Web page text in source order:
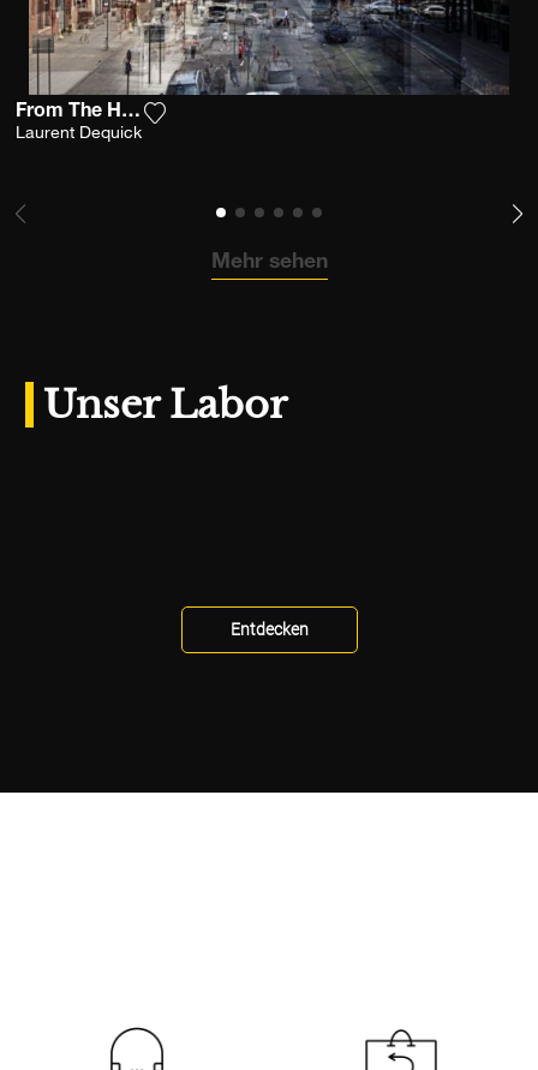
From The High Line
Laurent Dequick
Mehr sehen
Unser Labor
Entdecken